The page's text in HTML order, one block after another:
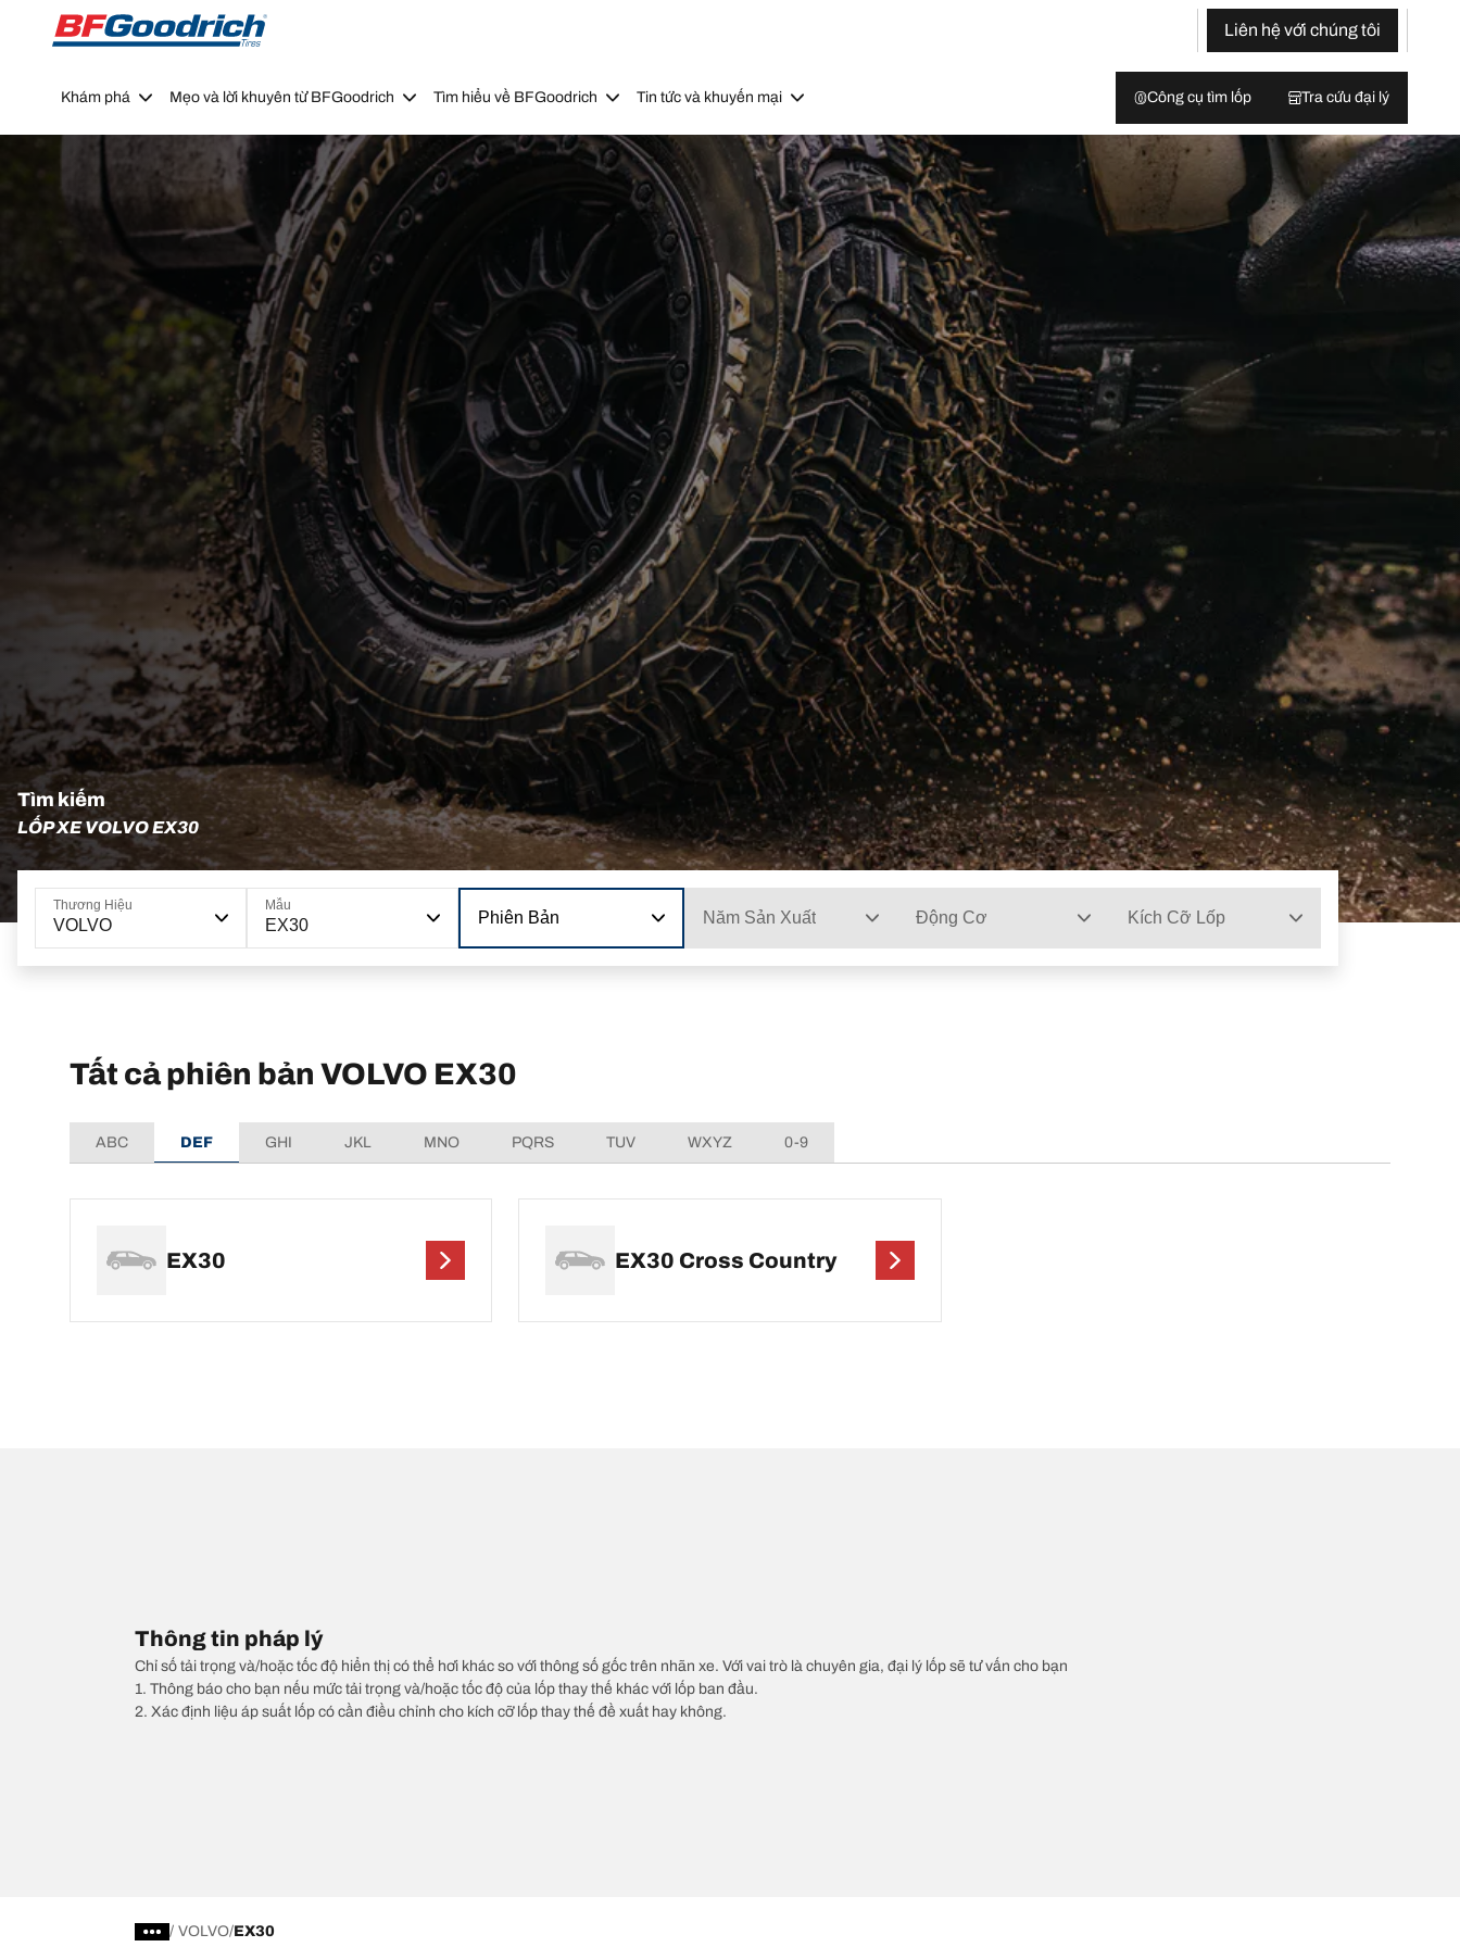
Go to page content
Go to page navigation
Liên hệ với chúng tôi
Khám phá Mẹo và lời khuyên từ BFGoodrich Tìm hiểu về BFGoodrich Tin tức và khuyến mại Công cụ tìm lốp Tra cứu đại lý
Tìm kiếm
LỐP XE VOLVO EX30
Thương Hiệu
VOLVO
Mẫu
EX30 Phiên Bản Năm Sản Xuất Động Cơ Kích Cỡ Lốp
Tất cả phiên bản VOLVO EX30
ABC DEF GHI JKL MNO PQRS TUV WXYZ 0-9
EX30 EX30 Cross Country
Thông tin pháp lý
Chỉ số tải trọng và/hoặc tốc độ hiển thị có thể hơi khác so với thông số gốc trên nhãn xe. Với vai trò là chuyên gia, đại lý lốp sẽ tư vấn cho bạn
1. Thông báo cho bạn nếu mức tải trọng và/hoặc tốc độ của lốp thay thế khác với lốp ban đầu.
2. Xác định liệu áp suất lốp có cần điều chỉnh cho kích cỡ lốp thay thế đề xuất hay không.
/ VOLVO EX30